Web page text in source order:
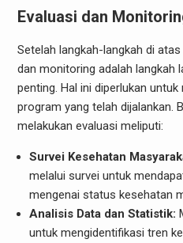
Evaluasi dan
Setelah langkah-langkah di
dan monitoring adalah langkah
penting. Hal ini diperlukan
program yang telah dijalankan.
melakukan evaluasi meliputi:
Survei Kesehatan
melalui survei untuk
mengenai status kesehatan
Analisis Data dan Statistik:
untuk mengidentifikasi tren